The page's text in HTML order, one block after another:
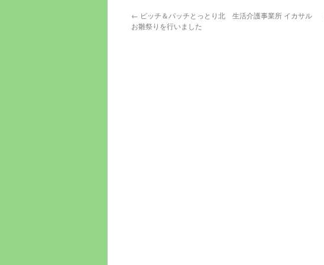
← ピッチ＆パッチとっとり北 生活介護事業所 イカサル
お雛祭りを行いました